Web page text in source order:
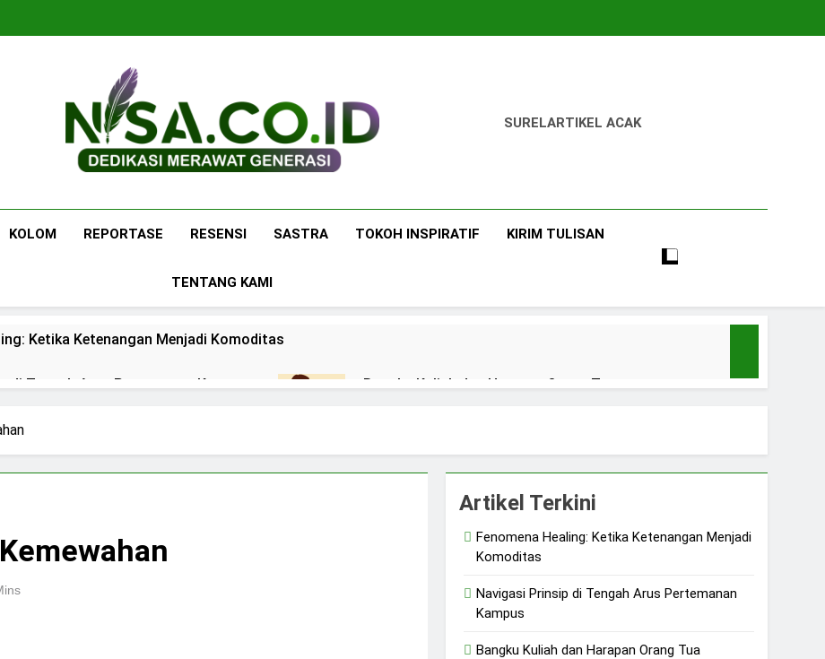
Nisa.co.id
SURELARTIKEL ACAK
KOLOM REPORTASE RESENSI SASTRA TOKOH INSPIRATIF KIRIM TULISAN
TENTANG KAMI
Ketika Ketenangan Menjadi Komoditas
di Tengah Arus Pertemanan Kampus Bangku Kuliah dan Harapan Orang Tua
Perempuan Mandiri
Laki-laki Skincare untuk Semua Gender
Artikel Terkini
Fenomena Healing: Ketika Ketenangan Menjadi
Komoditas
Navigasi Prinsip di Tengah Arus Pertemanan
Kampus
Bangku Kuliah dan Harapan Orang Tua